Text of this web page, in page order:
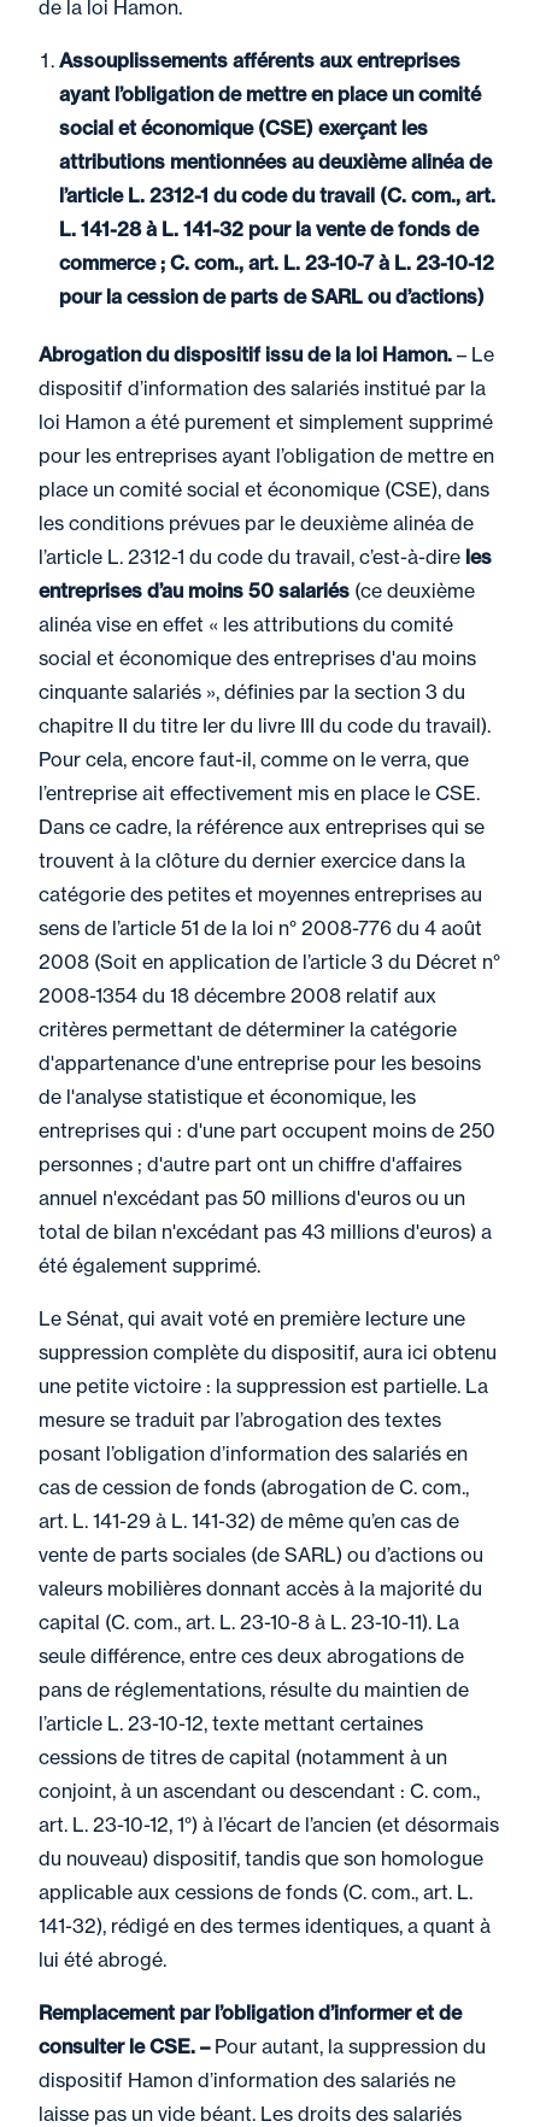
de la loi Hamon.
Assouplissements afférents aux entreprises
ayant l’obligation de mettre en place un comité
social et économique (CSE) exerçant les
attributions mentionnées au deuxième alinéa de
l’article L. 2312-1 du code du travail (C. com., art.
L. 141-28 à L. 141-32 pour la vente de fonds de
commerce ; C. com., art. L. 23-10-7 à L. 23-10-12
pour la cession de parts de SARL ou d’actions)
Abrogation du dispositif issu de la loi Hamon. – Le
dispositif d’information des salariés institué par la
loi Hamon a été purement et simplement supprimé
pour les entreprises ayant l’obligation de mettre en
place un comité social et économique (CSE), dans
les conditions prévues par le deuxième alinéa de
l’article L. 2312-1 du code du travail, c’est-à-dire les
entreprises d’au moins 50 salariés (ce deuxième
alinéa vise en effet « les attributions du comité
social et économique des entreprises d'au moins
cinquante salariés », définies par la section 3 du
chapitre II du titre Ier du livre III du code du travail).
Pour cela, encore faut-il, comme on le verra, que
l’entreprise ait effectivement mis en place le CSE.
Dans ce cadre, la référence aux entreprises qui se
trouvent à la clôture du dernier exercice dans la
catégorie des petites et moyennes entreprises au
sens de l’article 51 de la loi n° 2008-776 du 4 août
2008 (Soit en application de l’article 3 du Décret n°
2008-1354 du 18 décembre 2008 relatif aux
critères permettant de déterminer la catégorie
d'appartenance d'une entreprise pour les besoins
de l'analyse statistique et économique, les
entreprises qui : d'une part occupent moins de 250
personnes ; d'autre part ont un chiffre d'affaires
annuel n'excédant pas 50 millions d'euros ou un
total de bilan n'excédant pas 43 millions d'euros) a
été également supprimé.
Le Sénat, qui avait voté en première lecture une
suppression complète du dispositif, aura ici obtenu
une petite victoire : la suppression est partielle. La
mesure se traduit par l’abrogation des textes
posant l’obligation d’information des salariés en
cas de cession de fonds (abrogation de C. com.,
art. L. 141-29 à L. 141-32) de même qu’en cas de
vente de parts sociales (de SARL) ou d’actions ou
valeurs mobilières donnant accès à la majorité du
capital (C. com., art. L. 23-10-8 à L. 23-10-11). La
seule différence, entre ces deux abrogations de
pans de réglementations, résulte du maintien de
l’article L. 23-10-12, texte mettant certaines
cessions de titres de capital (notamment à un
conjoint, à un ascendant ou descendant : C. com.,
art. L. 23-10-12, 1°) à l’écart de l’ancien (et désormais
du nouveau) dispositif, tandis que son homologue
applicable aux cessions de fonds (C. com., art. L.
141-32), rédigé en des termes identiques, a quant à
lui été abrogé.
Remplacement par l’obligation d’informer et de
consulter le CSE. –Pour autant, la suppression du
dispositif Hamon d’information des salariés ne
laisse pas un vide béant. Les droits des salariés